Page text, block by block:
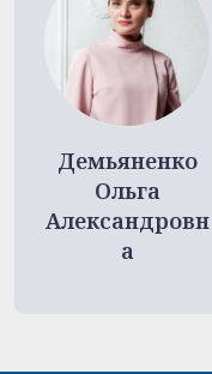
Демьяненко
Ольга
Александровн
а